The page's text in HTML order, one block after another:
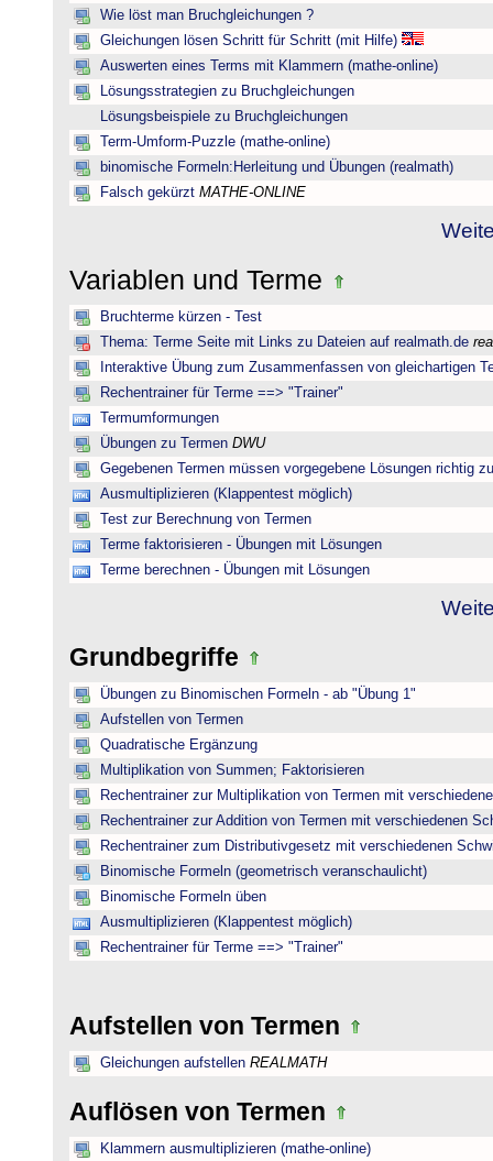
Wie löst man Bruchgleichungen ?
Gleichungen lösen Schritt für Schritt (mit Hilfe)
Auswerten eines Terms mit Klammern (mathe-online)
Lösungsstrategien zu Bruchgleichungen
Lösungsbeispiele zu Bruchgleichungen
Term-Umform-Puzzle (mathe-online)
binomische Formeln:Herleitung und Übungen (realmath)
Falsch gekürzt MATHE-ONLINE
Variablen und Terme
Bruchterme kürzen - Test
Thema: Terme Seite mit Links zu Dateien auf realmath.de
Interaktive Übung zum Zusammenfassen von gleichartigen
Rechentrainer für Terme ==> "Trainer"
Termumformungen
Übungen zu Termen DWU
Gegebenen Termen müssen vorgegebene Lösungen richtig
Ausmultiplizieren (Klappentest möglich)
Test zur Berechnung von Termen
Terme faktorisieren - Übungen mit Lösungen
Terme berechnen - Übungen mit Lösungen
Grundbegriffe
Übungen zu Binomischen Formeln - ab "Übung 1"
Aufstellen von Termen
Quadratische Ergänzung
Multiplikation von Summen; Faktorisieren
Rechentrainer zur Multiplikation von Termen mit
Rechentrainer zur Addition von Termen mit verschiedenen
Rechentrainer zum Distributivgesetz mit verschiedenen
Binomische Formeln (geometrisch veranschaulicht)
Binomische Formeln üben
Ausmultiplizieren (Klappentest möglich)
Rechentrainer für Terme ==> "Trainer"
Aufstellen von Termen
Gleichungen aufstellen REALMATH
Auflösen von Termen
Klammern ausmultiplizieren (mathe-online)